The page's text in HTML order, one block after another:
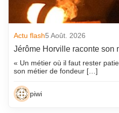
Actu flash5 Août. 2026
Jérôme Horville raconte son
« Un métier où il faut rester
son métier de fondeur […]
piwi